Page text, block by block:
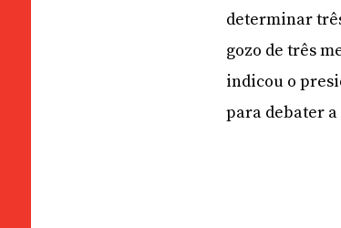
determinar
gozo de três
indicou o
para debater